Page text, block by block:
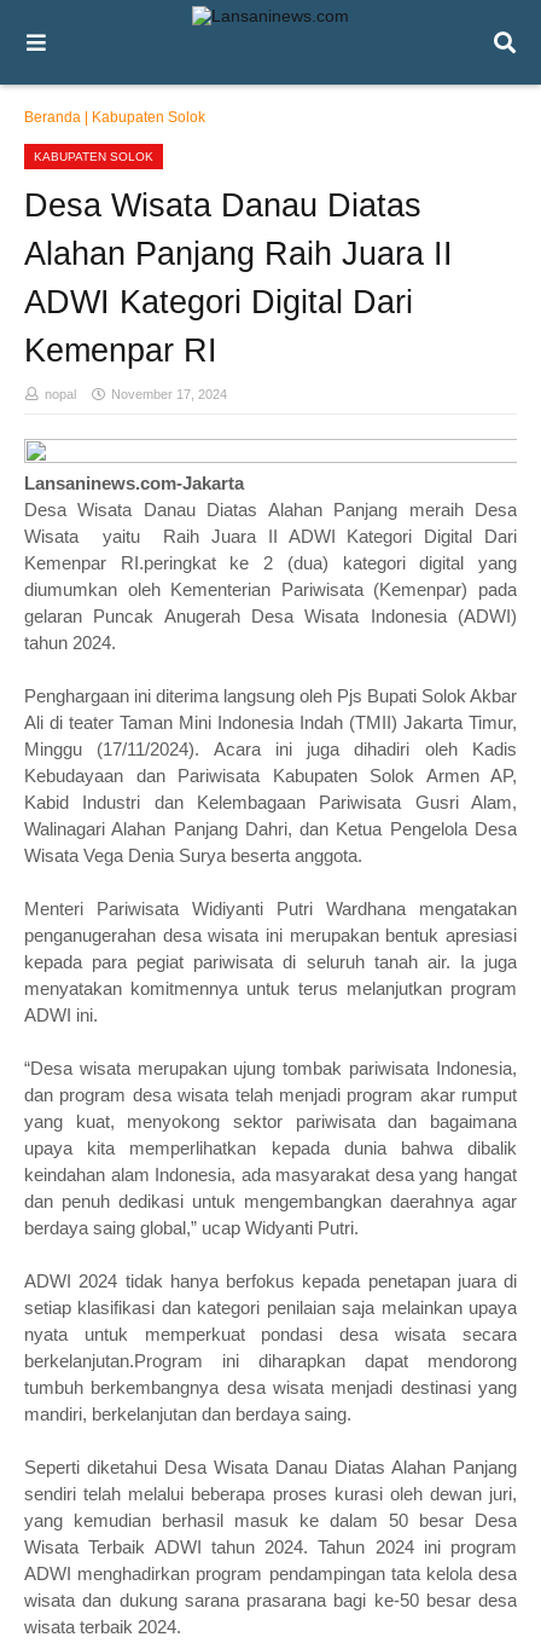
Beranda Kabupaten Solok
KABUPATEN SOLOK
Desa Wisata Danau Diatas
Alahan Panjang Raih Juara II
ADWI Kategori Digital Dari
Kemenpar RI
nopal November 17, 2024
Lansaninews.com-Jakarta
Desa Wisata Danau Diatas Alahan Panjang meraih Desa
Wisata yaitu Raih Juara II ADWI Kategori Digital Dari
Kemenpar RI.peringkat ke 2 (dua) kategori digital yang
diumumkan oleh Kementerian Pariwisata (Kemenpar) pada
gelaran Puncak Anugerah Desa Wisata Indonesia (ADWI)
tahun 2024.
Penghargaan ini diterima langsung oleh Pjs Bupati Solok Akbar
Ali di teater Taman Mini Indonesia Indah (TMII) Jakarta Timur,
Minggu (17/11/2024). Acara ini juga dihadiri oleh Kadis
Kebudayaan dan Pariwisata Kabupaten Solok Armen AP,
Kabid Industri dan Kelembagaan Pariwisata Gusri Alam,
Walinagari Alahan Panjang Dahri, dan Ketua Pengelola Desa
Wisata Vega Denia Surya beserta anggota.
Menteri Pariwisata Widiyanti Putri Wardhana mengatakan
penganugerahan desa wisata ini merupakan bentuk apresiasi
kepada para pegiat pariwisata di seluruh tanah air. Ia juga
menyatakan komitmennya untuk terus melanjutkan program
ADWI ini.
“Desa wisata merupakan ujung tombak pariwisata Indonesia,
dan program desa wisata telah menjadi program akar rumput
yang kuat, menyokong sektor pariwisata dan bagaimana
upaya kita memperlihatkan kepada dunia bahwa dibalik
keindahan alam Indonesia, ada masyarakat desa yang hangat
dan penuh dedikasi untuk mengembangkan daerahnya agar
berdaya saing global,” ucap Widyanti Putri.
ADWI 2024 tidak hanya berfokus kepada penetapan juara di
setiap klasifikasi dan kategori penilaian saja melainkan upaya
nyata untuk memperkuat pondasi desa wisata secara
berkelanjutan.Program ini diharapkan dapat mendorong
tumbuh berkembangnya desa wisata menjadi destinasi yang
mandiri, berkelanjutan dan berdaya saing.
Seperti diketahui Desa Wisata Danau Diatas Alahan Panjang
sendiri telah melalui beberapa proses kurasi oleh dewan juri,
yang kemudian berhasil masuk ke dalam 50 besar Desa
Wisata Terbaik ADWI tahun 2024. Tahun 2024 ini program
ADWI menghadirkan program pendampingan tata kelola desa
wisata dan dukung sarana prasarana bagi ke-50 besar desa
wisata terbaik 2024.